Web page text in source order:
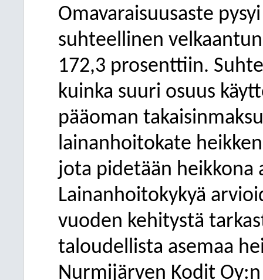
Omavaraisuusaste
suhteellinen
172,3 prosenttiin.
kuinka suuri osuus
pääoman
lainanhoitokate
jota pidetään heikkona
Lainanhoitokykyä
vuoden kehitystä
taloudellista asemaa
Nurmijärven Kodit